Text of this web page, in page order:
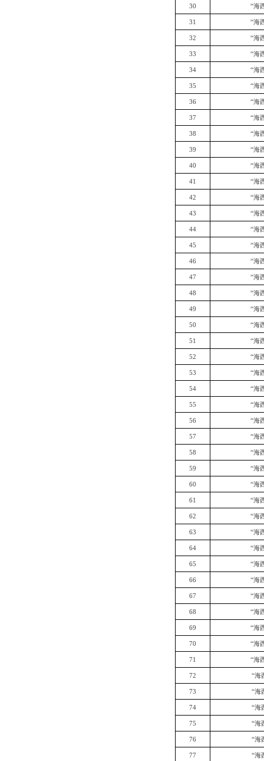
30 “海
31 “海
32 “海
33 “海
34 “海
35 “海
36 “海
37 “海
38 “海
39 “海
40 “海
41 “海
42 “海
43 “海
44 “海
45 “海
46 “海
47 “海
48 “海
49 “海
50 “海
51 “海
52 “海
53 “海
54 “海
55 “海
56 “海
57 “海
58 “海
59 “海
60 “海
61 “海
62 “海
63 “海
64 “海
65 “海
66 “海
67 “海
68 “海
69 “海
70 “海
71 “海
72 “海
73 “海
74 “海
75 “海
76 “海
77 “海